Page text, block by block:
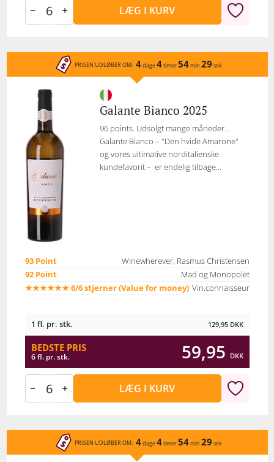
LÆG I KURV
PRISEN UDLØBER OM: 4dage4timer54min 29 sek
Galante Bianco 2025
96 points. Udsolgt mange måneder…
Galante Bianco – "Den hvide Amarone"
og vores ultimative norditalienske
kundefavorit – er endelig tilbage...
93 Point
Winewherever, Rasmus Christensen
92 Point
Mad og Monopolet
★★★★★★ 6/6 stjerner (Value for money) Vin.connaisseur
1 fl. pr. stk. 129,95 DKK
BEDSTE PRIS
6 fl. pr. stk. 59,95 DKK
LÆG I KURV
PRISEN UDLØBER OM: 4dage4timer54min 29 sek